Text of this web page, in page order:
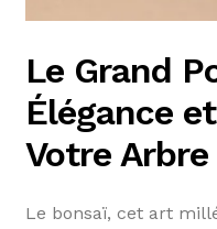
Le Grand
Élégance
Votre
Le bonsaï, cet art